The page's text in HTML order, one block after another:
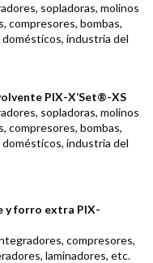
sopladoras, molinos
compresores, bombas,
industria del
PIX-X’Set®-XS
sopladoras, molinos
compresores, bombas,
industria del
y forro extra PIX-
compresores,
laminadores, etc.